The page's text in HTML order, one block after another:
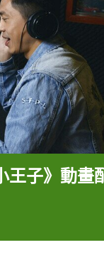
王子》動畫